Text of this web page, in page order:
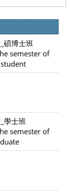
碩博士班
semester of
學士班
semester of